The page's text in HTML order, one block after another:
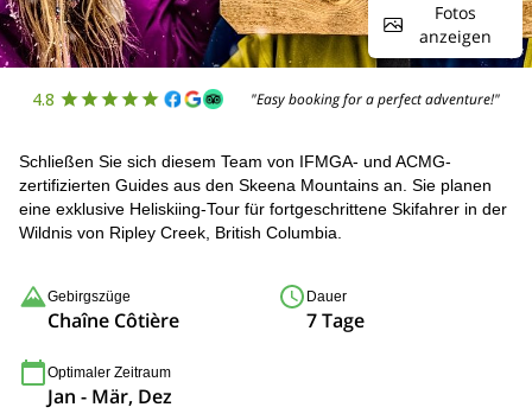
Fotos
anzeigen
4.8 "Easy booking for a perfect adventure!"
Schließen Sie sich diesem Team von IFMGA- und ACMG-
zertifizierten Guides aus den Skeena Mountains an. Sie planen
eine exklusive Heliskiing-Tour für fortgeschrittene Skifahrer in der
Wildnis von Ripley Creek, British Columbia.
Gebirgszüge
Chaîne Côtière
Dauer
7 Tage
Optimaler Zeitraum
Jan - Mär, Dez